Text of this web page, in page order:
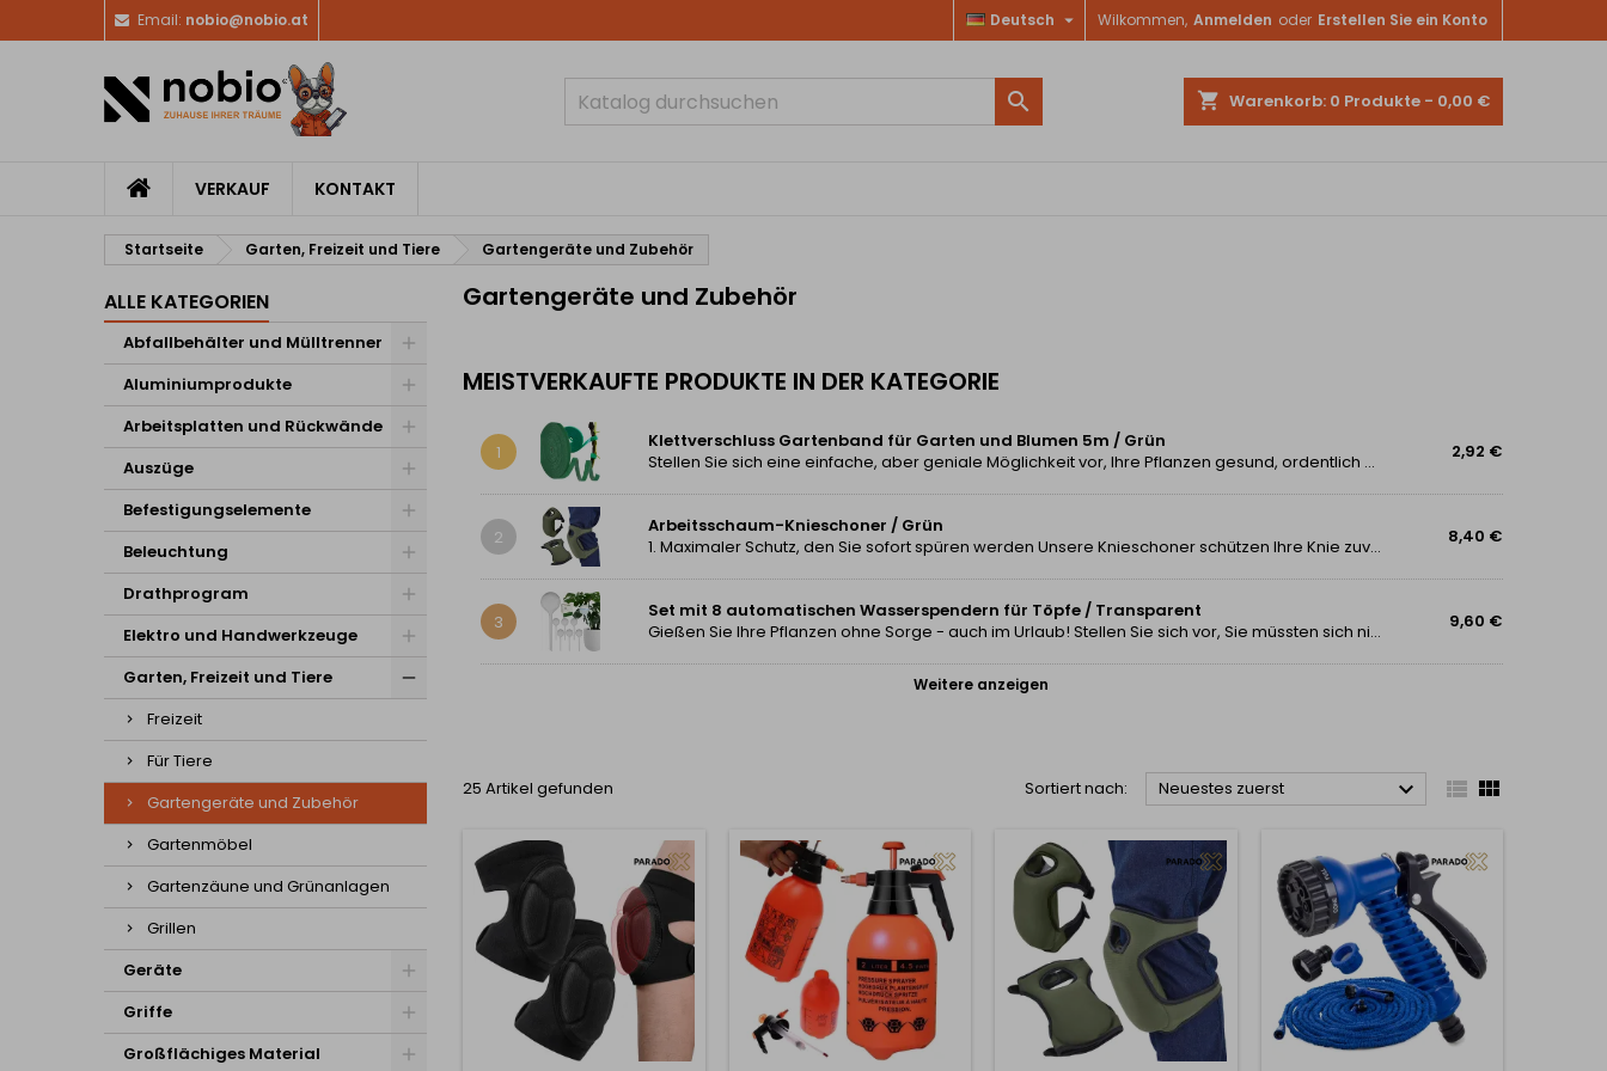
Email: nobio@nobio.at Wilkommen, Anmelden oder Erstellen Sie ein Konto
Deutsch 
shopping_cart Warenkorb: 0 Produkte - 0,00 €

VERKAUF KONTAKT
Startseite Garten, Freizeit und Tiere Gartengeräte und Zubehör
ALLE KATEGORIEN
Abfallbehälter und Mülltrenner
Aluminiumprodukte
Arbeitsplatten und Rückwände
Auszüge
Befestigungselemente
Beleuchtung
Drathprogram
Elektro und Handwerkzeuge
Garten, Freizeit und Tiere
Freizeit
Für Tiere
Gartengeräte und Zubehör
Gartenmöbel
Gartenzäune und Grünanlagen
Grillen
Geräte
Griffe
Großflächiges Material
Gartengeräte und Zubehör
MEISTVERKAUFTE PRODUKTE IN DER KATEGORIE
1
Klettverschluss Gartenband für Garten und Blumen 5m / Grün
Stellen Sie sich eine einfache, aber geniale Möglichkeit vor, Ihre Pflanzen gesund, ordentlich und stabil zu halten, ohne sich mit komplizierten Knoten, minderwertigen Materialien oder ständigen Reparaturen herumschlagen zu müssen. Das...
2,92 €
2
Arbeitsschaum-Knieschoner / Grün
1. Maximaler Schutz, den Sie sofort spüren werden Unsere Knieschoner schützen Ihre Knie zuverlässig vor Verletzungen, Abschürfungen und Reizungen. Der dicke, hochwertige Schaumstoff absorbiert Stöße und verteilt den Druck - keine schmerzenden Knie...
8,40 €
3
Set mit 8 automatischen Wasserspendern für Töpfe / Transparent
Gießen Sie Ihre Pflanzen ohne Sorge - auch im Urlaub! Stellen Sie sich vor, Sie müssten sich nie mehr um Ihre Pflanzen kümmern, wenn Sie nicht zu Hause sind. Keine welken Blätter, keine verwelkten Blumen, kein schlechtes Gewissen. Das Set aus 8...
9,60 €
Weitere anzeigen
25 Artikel gefunden Sortiert nach: Neuestes zuerst   